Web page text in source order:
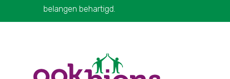
belangen behartigd.